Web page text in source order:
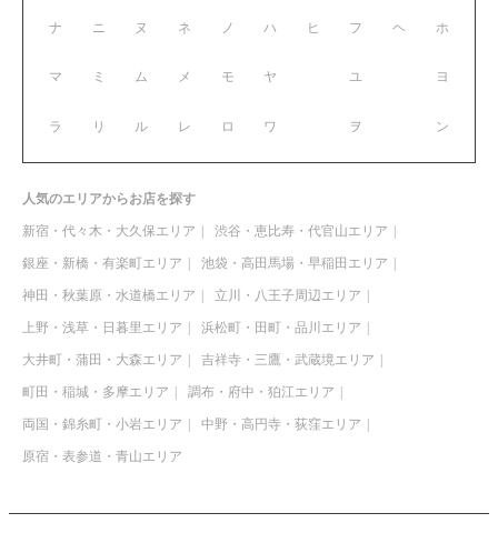
ナ ニ ヌ ネ ノ
マ ミ ム メ モ
ラ リ ル レ ロ
ハ ヒ フ ヘ ホ
ヤ ユ ヨ
ワ ヲ ン
人気のエリアからお店を探す
新宿・代々木・大久保エリア 渋谷・恵比寿・代官山エリア
銀座・新橋・有楽町エリア 池袋・高田馬場・早稲田エリア
神田・秋葉原・水道橋エリア 立川・八王子周辺エリア
上野・浅草・日暮里エリア 浜松町・田町・品川エリア
大井町・蒲田・大森エリア 吉祥寺・三鷹・武蔵境エリア
町田・稲城・多摩エリア 調布・府中・狛江エリア
両国・錦糸町・小岩エリア 中野・高円寺・荻窪エリア
原宿・表参道・青山エリア